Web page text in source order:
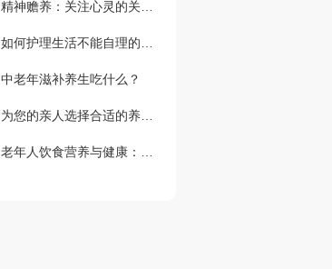
精神赡养：关注心灵的关怀与支持
如何护理生活不能自理的老人
中老年滋补养生吃什么？
为您的亲人选择合适的养老院
老年人饮食营养与健康：关注健康长寿的呵护